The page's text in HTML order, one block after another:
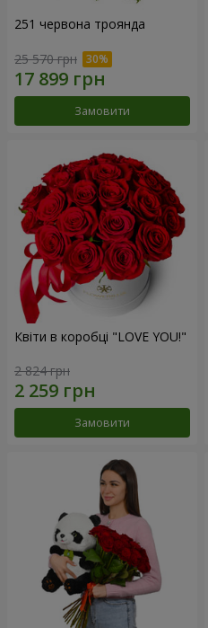
251 червона троянда
25 570 грн
Замовити
Квіти в коробці "LOVE YOU!"
2 824 грн
Замовити